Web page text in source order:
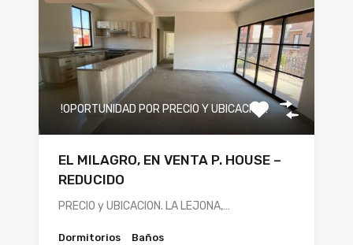
!OPORTUNIDAD POR PRECIO Y UBICACION!
EL MILAGRO, EN VENTA P. HOUSE –
REDUCIDO
PRECIO y UBICACION. LA LEJONA,…
Dormitorios Baños